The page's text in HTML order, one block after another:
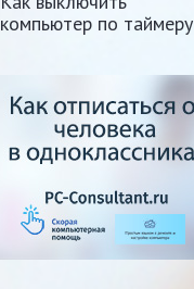
компьютер по таймеру